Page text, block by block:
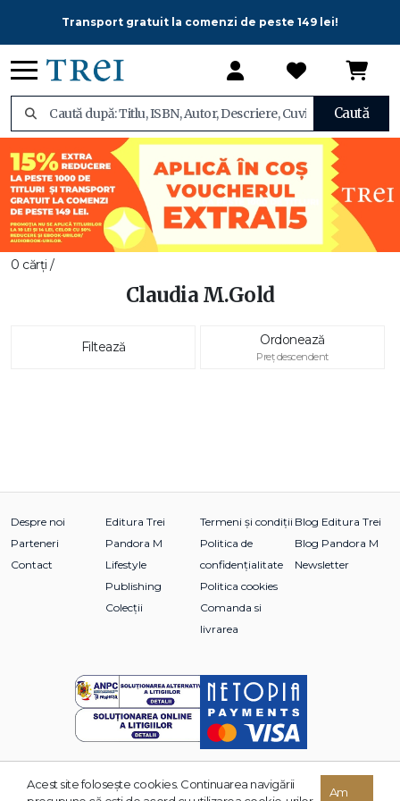
Transport gratuit la comenzi de peste 149 lei!
Caută
0 cărți /
Claudia M.Gold
Filtează Ordonează
Preț descendent
Despre noi
Parteneri
Contact
Editura Trei
Pandora M
Lifestyle
Publishing
Colecții
Termeni și condiții
Politica de
confidențialitate
Politica cookies
Comanda si
livrarea
Blog Editura Trei
Blog Pandora M
Newsletter
© 2026 Grupul Editorial TREI. Toate drepturile rezervate.
Acest site foloseşte cookies. Continuarea navigării
Am